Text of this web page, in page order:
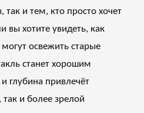
так и тем, кто просто хочет
вы хотите увидеть, как
освежить старые
станет хорошим
глубина привлечёт
и более зрелой